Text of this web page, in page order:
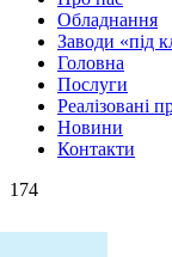
Обладнання
Заводи «під
Головна
Послуги
Реалізовані
Новини
Контакти
174